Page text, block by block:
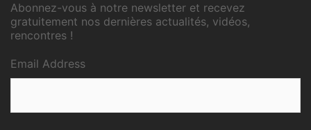
Abonnez-vous à notre newsletter et recevez
gratuitement nos dernières actualités, vidéos,
rencontres !
Email Address